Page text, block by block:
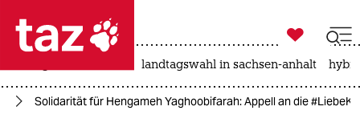
 taz zahl ich
taz zahl ich

taz zahl ich
landtagswahl in sachsen-anhalt
Solidarität für Hengameh Yaghoobifarah: Appell an die